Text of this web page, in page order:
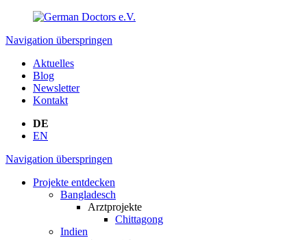
Navigation überspringen
Aktuelles
Blog
Newsletter
Kontakt
DE
EN
Navigation überspringen
Projekte entdecken
Bangladesch
Arztprojekte
Chittagong
Indien